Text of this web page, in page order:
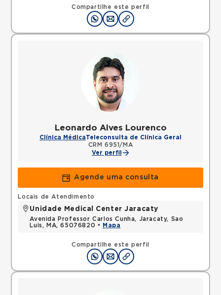
Compartilhe este perfil
Leonardo Alves Lourenco
Clínica MédicaTeleconsulta de Clínica Geral
CRM 6951/MA
Ver perfil
Agende uma consulta
Compartilhe este perfil
Locais de Atendimento
Unidade Medical Center Jaracaty
Avenida Professor Carlos Cunha, Jaracaty, Sao
Luis, MA, 65076820 •
Mapa